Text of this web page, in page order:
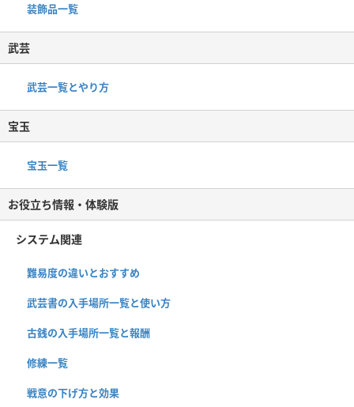
装飾品一覧
武芸
武芸一覧とやり方
宝玉
宝玉一覧
お役立ち情報・体験版
システム関連
難易度の違いとおすすめ
武芸書の入手場所一覧と使い方
古銭の入手場所一覧と報酬
修練一覧
戦意の下げ方と効果